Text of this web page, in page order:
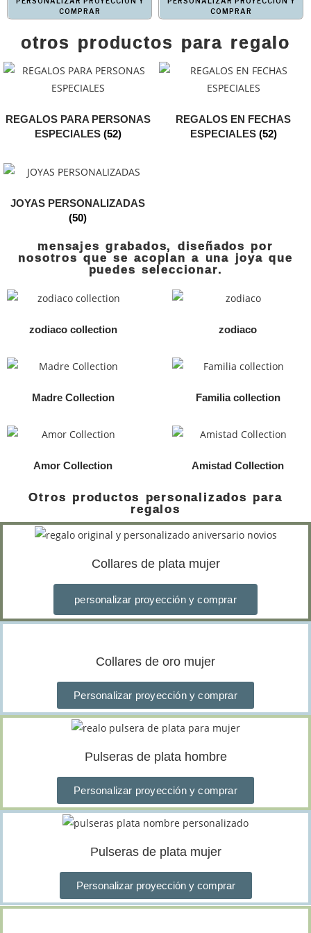
COMPRAR
COMPRAR
otros productos para regalo
REGALOS PARA PERSONAS
ESPECIALES (52)
REGALOS EN FECHAS
ESPECIALES (52)
JOYAS PERSONALIZADAS
(50)
mensajes grabados, diseñados por
nosotros que se acoplan a una joya que
puedes seleccionar.
zodiaco collection zodiaco
Madre Collection Familia collection
Amor Collection Amistad Collection
Otros productos personalizados para
regalos
Collares de plata mujer
personalizar proyección y comprar
Collares de oro mujer
Personalizar proyección y comprar
Pulseras de plata hombre
Personalizar proyección y comprar
Pulseras de plata mujer
Personalizar proyección y comprar